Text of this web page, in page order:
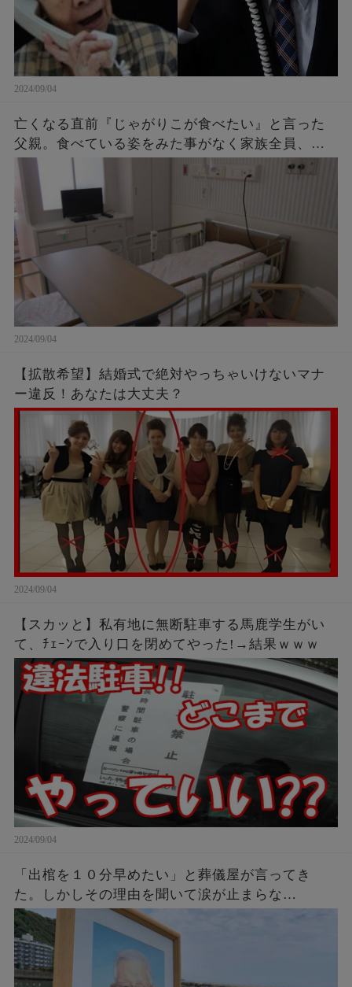
2024/09/04
亡くなる直前『じゃがりこが食べたい』と言った
父親。食べている姿をみた事がなく家族全員、不
思議に思っていたら・・・後に判明したその理由
に涙が止まらない。
2024/09/04
【拡散希望】結婚式で絶対やっちゃいけないマナ
ー違反！あなたは大丈夫？
2024/09/04
【スカッと】私有地に無断駐車する馬鹿学生がい
て、ﾁｪｰﾝで入り口を閉めてやった!→結果ｗｗｗ
2024/09/04
「出棺を１０分早めたい」と葬儀屋が言ってき
た。しかしその理由を聞いて涙が止まらな
い・・・